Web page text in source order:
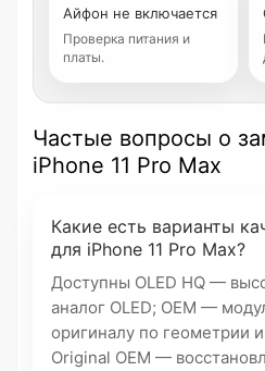
Айфон не включается
Проверка питания и
платы.
Частые вопросы о
iPhone 11 Pro Max
Какие есть варианты
для iPhone 11 Pro Max?
Доступны OLED HQ —
аналог OLED; OEM —
оригиналу по геометрии
Original OEM —